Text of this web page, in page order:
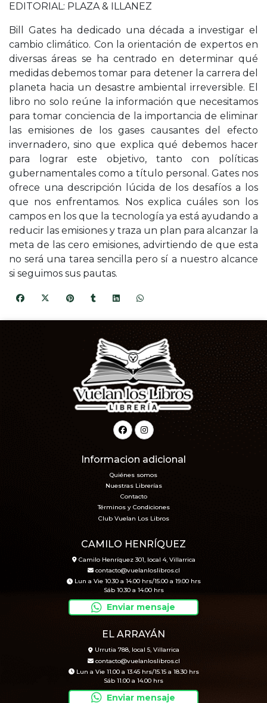
EDITORIAL: PLAZA & ILLANEZ
Bill Gates ha dedicado una década a investigar el
cambio climático. Con la orientación de expertos en
diversas áreas se ha centrado en determinar qué
medidas debemos tomar para detener la carrera del
planeta hacia un desastre ambiental irreversible. El
libro no solo reúne la información que necesitamos
para tomar conciencia de la importancia de eliminar
las emisiones de los gases causantes del efecto
invernadero, sino que explica qué debemos hacer
para lograr este objetivo, tanto con políticas
gubernamentales como a título personal. Gates nos
ofrece una descripción lúcida de los desafíos a los
que nos enfrentamos. Nos explica cuáles son los
campos en los que la tecnología ya está ayudando a
reducir las emisiones y traza un plan para alcanzar la
meta de las cero emisiones, advirtiendo de que esta
no será una tarea sencilla pero sí a nuestro alcance
si seguimos sus pautas.
Informacion adicional
Quiénes somos
Nuestras Librerías
Contacto
Términos y Condiciones
Club Vuelan Los Libros
CAMILO HENRÍQUEZ
Camilo Henríquez 301, local 4, Villarrica
contacto@vuelanloslibros.cl
Lun a Vie 10.30 a 14.00 hrs/15.00 a 19.00 hrs
Sáb 10.30 a 14.00 hrs
Enviar mensaje
EL ARRAYÁN
Urrutia 788, local 5, Villarrica
contacto@vuelanloslibros.cl
Lun a Vie 11.00 a 13.45 hrs/15.15 a 18.30 hrs
Sáb 11.00 a 14.00 hrs
Enviar mensaje